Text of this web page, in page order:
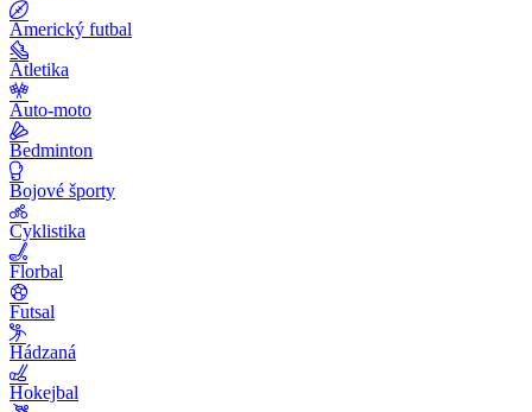
Americký futbal
Atletika
Auto-moto
Bedminton
Bojové športy
Cyklistika
Florbal
Futsal
Hádzaná
Hokejbal